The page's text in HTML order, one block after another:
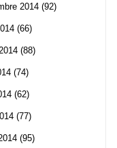
2014 (92)
(66)
(88)
(74)
(62)
(77)
(95)